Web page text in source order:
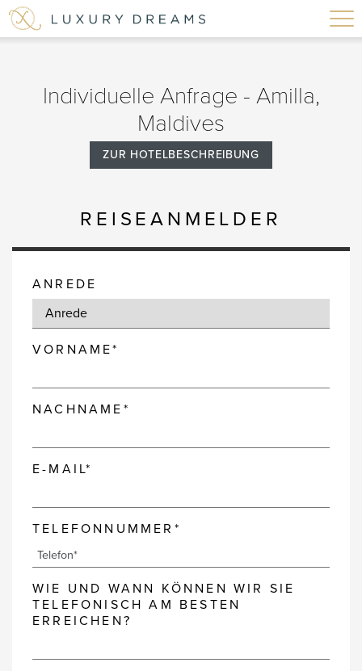
Individuelle Anfrage - Amilla,
Maldives
ZUR HOTELBESCHREIBUNG
REISEANMELDER
ANREDE
VORNAME*
NACHNAME*
E-MAIL*
TELEFONNUMMER*
WIE UND WANN KÖNNEN WIR SIE
TELEFONISCH AM BESTEN
ERREICHEN?